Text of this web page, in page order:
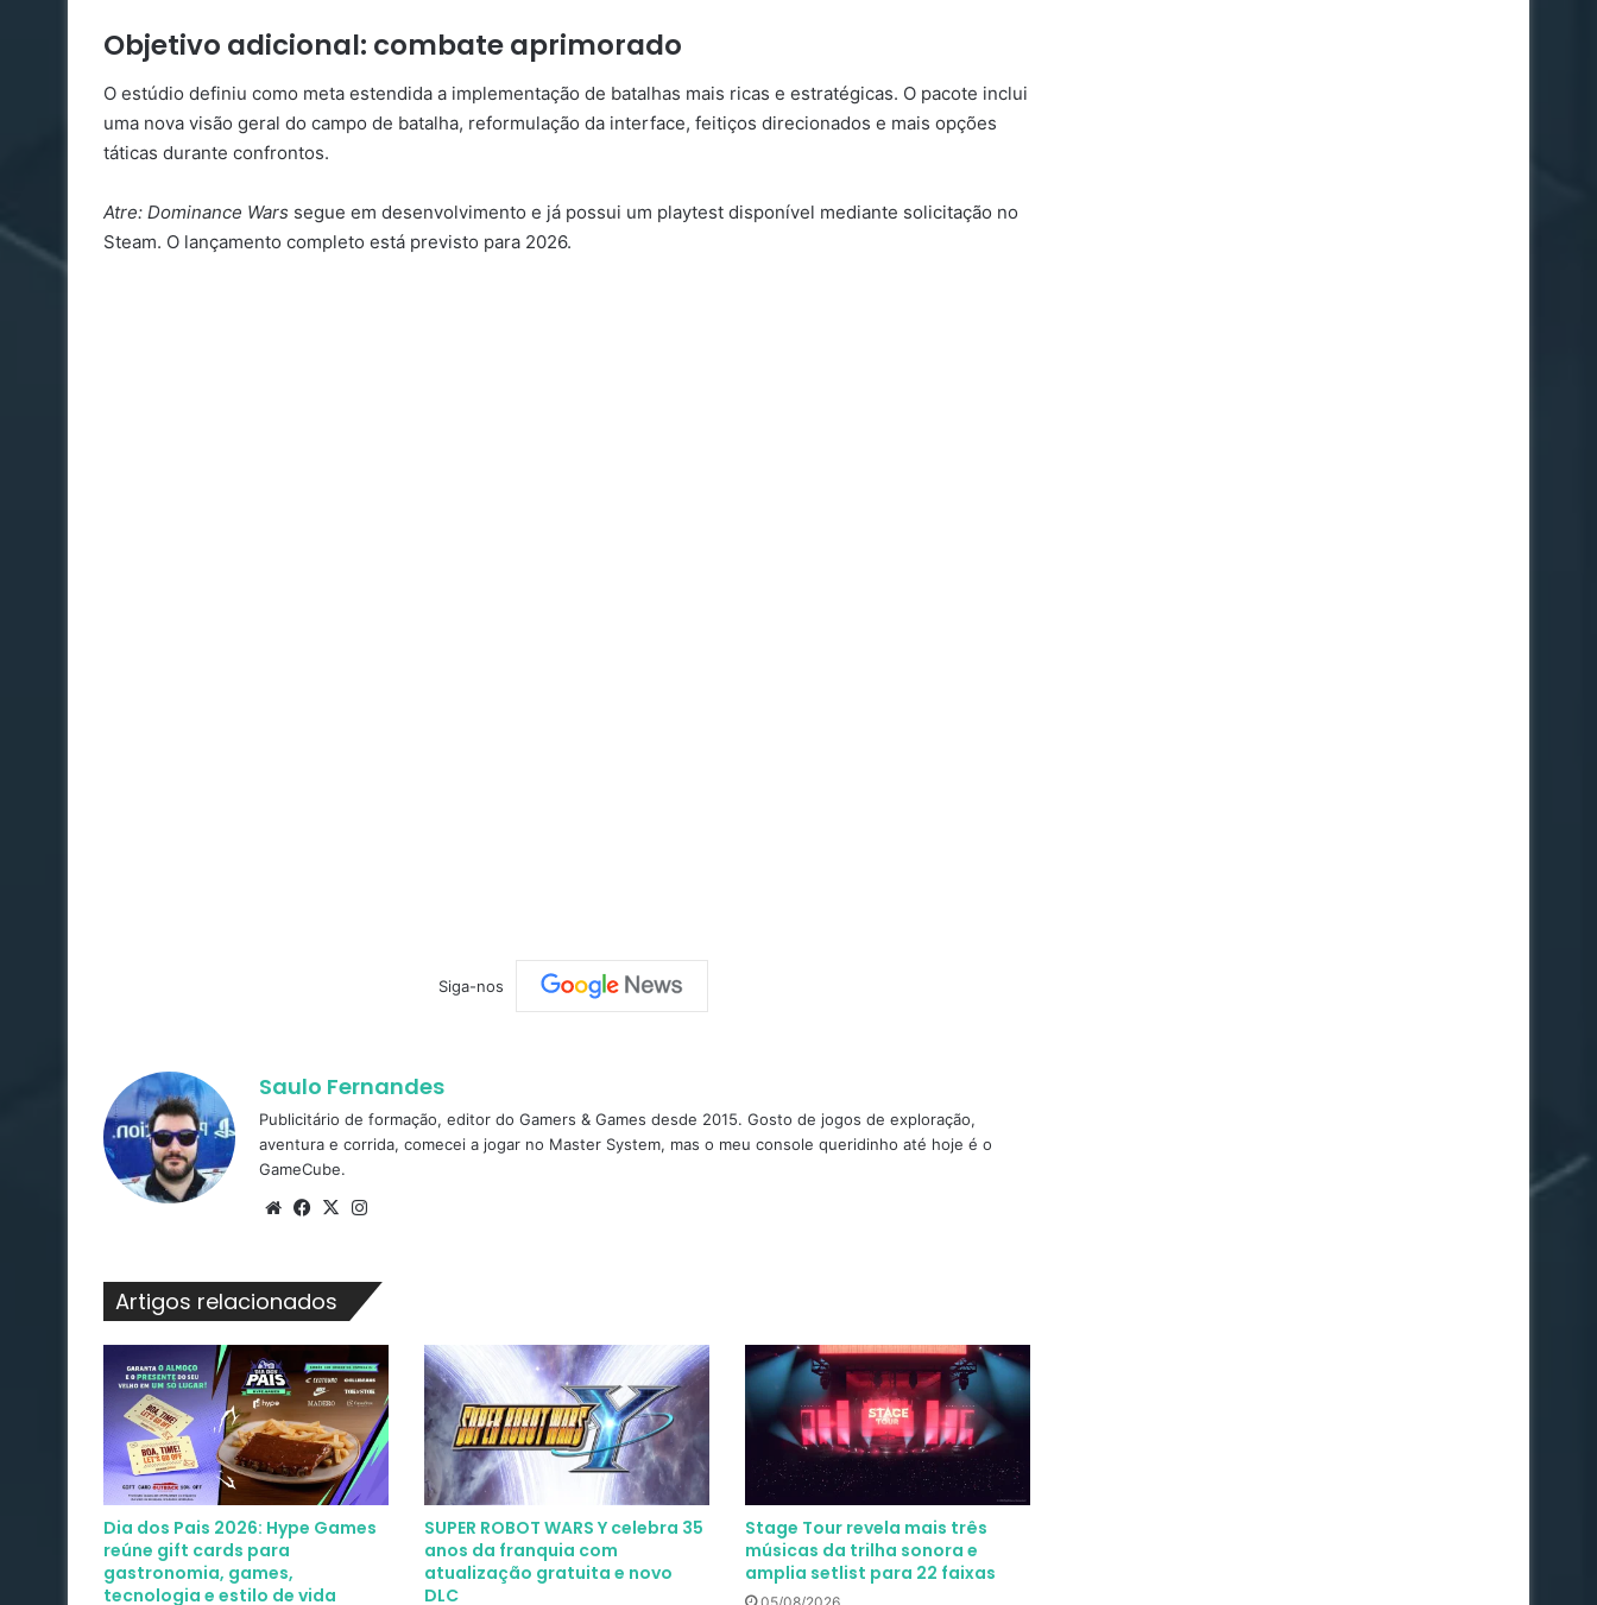
Objetivo adicional: combate aprimorado
O estúdio definiu como meta estendida a implementação de batalhas mais ricas e estratégicas. O pacote inclui
uma nova visão geral do campo de batalha, reformulação da interface, feitiços direcionados e mais opções
táticas durante confrontos.
Atre: Dominance Wars segue em desenvolvimento e já possui um playtest disponível mediante solicitação no
Steam. O lançamento completo está previsto para 2026.
Siga-nos
Saulo Fernandes
Publicitário de formação, editor do Gamers & Games desde 2015. Gosto de jogos de exploração,
aventura e corrida, comecei a jogar no Master System, mas o meu console queridinho até hoje é o
GameCube.
WebsiteFacebook
X
Artigos relacionados
Dia dos Pais 2026: Hype Games
reúne gift cards para
gastronomia, games,
tecnologia e estilo de vida
SUPER ROBOT WARS Y celebra 35
anos da franquia com
atualização gratuita e novo
DLC
Stage Tour revela mais três
músicas da trilha sonora e
amplia setlist para 22 faixas